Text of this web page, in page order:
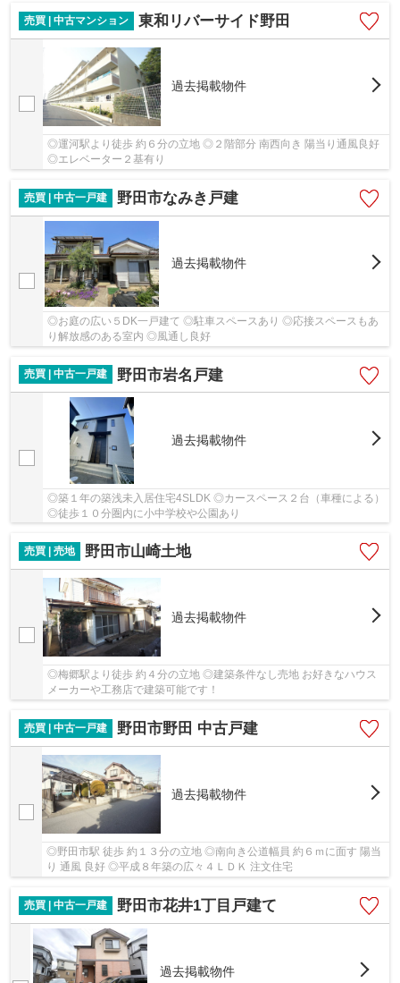
売買 | 中古マンション
東和リバーサイド野田
過去掲載物件
◎運河駅より徒歩 約６分の立地 ◎２階部分 南西向き 陽当り通風良好
◎エレベーター２基有り
売買 | 中古一戸建 野田市なみき戸建
過去掲載物件
◎お庭の広い５DK一戸建て ◎駐車スペースあり ◎応接スペースもあ
り解放感のある室内 ◎風通し良好
売買 | 中古一戸建 野田市岩名戸建
過去掲載物件
◎築１年の築浅未入居住宅4SLDK ◎カースペース２台（車種による）
◎徒歩１０分圏内に小中学校や公園あり
売買 | 売地 野田市山崎土地
過去掲載物件
◎梅郷駅より徒歩 約４分の立地 ◎建築条件なし売地 お好きなハウス
メーカーや工務店で建築可能です！
売買 | 中古一戸建 野田市野田 中古戸建
過去掲載物件
◎野田市駅 徒歩 約１３分の立地 ◎南向き公道幅員 約６ｍに面す 陽当
り 通風 良好 ◎平成８年築の広々４ＬＤＫ 注文住宅
売買 | 中古一戸建 野田市花井1丁目戸建て
過去掲載物件